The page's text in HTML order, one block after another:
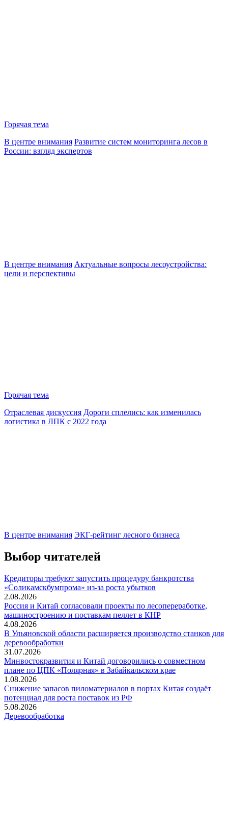
Горячая тема
В центре внимания Развитие систем мониторинга лесов в
России: взгляд экспертов
В центре внимания Актуальные вопросы лесоустройства:
цели и перспективы
Горячая тема
Отраслевая дискуссия Дороги сплелись: как изменилась
логистика в ЛПК с 2022 года
В центре внимания ЭКГ-рейтинг лесного бизнеса
Выбор читателей
Кредиторы требуют запустить процедуру банкротства
«Соликамскбумпрома» из-за роста убытков
2.08.2026
Россия и Китай согласовали проекты по лесопереработке,
машиностроению и поставкам пеллет в КНР
4.08.2026
В Ульяновской области расширяется производство станков для
деревообработки
31.07.2026
Минвостокразвития и Китай договорились о совместном
плане по ЦПК «Полярная» в Забайкальском крае
1.08.2026
Снижение запасов пиломатериалов в портах Китая создаёт
потенциал для роста поставок из РФ
5.08.2026
Деревообработка